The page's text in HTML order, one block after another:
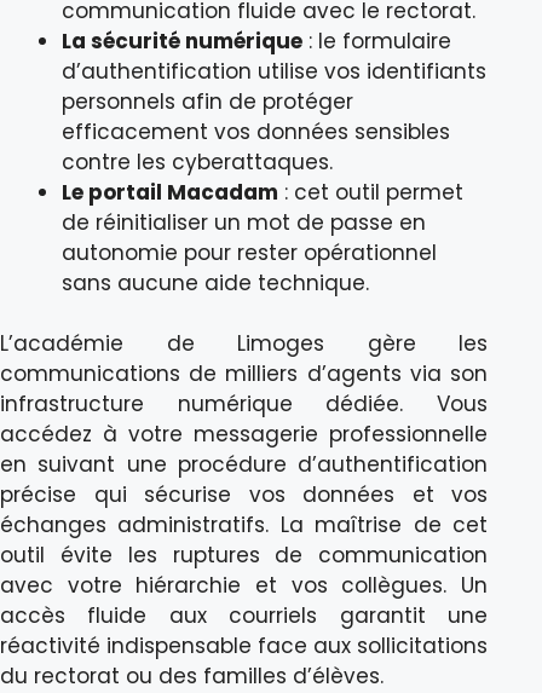
communication fluide avec le rectorat.
La sécurité numérique : le formulaire
d’authentification utilise vos identifiants
personnels afin de protéger
efficacement vos données sensibles
contre les cyberattaques.
Le portail Macadam : cet outil permet
de réinitialiser un mot de passe en
autonomie pour rester opérationnel
sans aucune aide technique.
L’académie de Limoges gère les
communications de milliers d’agents via son
infrastructure numérique dédiée. Vous
accédez à votre messagerie professionnelle
en suivant une procédure d’authentification
précise qui sécurise vos données et vos
échanges administratifs. La maîtrise de cet
outil évite les ruptures de communication
avec votre hiérarchie et vos collègues. Un
accès fluide aux courriels garantit une
réactivité indispensable face aux sollicitations
du rectorat ou des familles d’élèves.